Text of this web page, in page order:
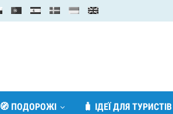
🧭 ПОДОРОЖІ 🧳 ІДЕЇ ДЛЯ ТУРИСТІВ